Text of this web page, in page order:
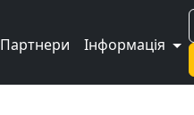
Партнери Інформація